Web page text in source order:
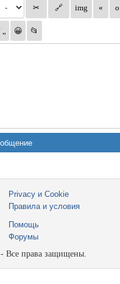
Privacy и Cookie
Правила и условия
Помощь
Форумы
- Все права защищены.